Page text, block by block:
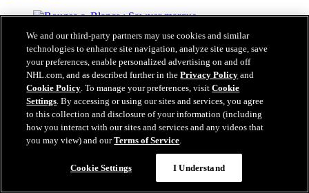
We and our third-party partners may use cookies and similar
technologies to enhance site navigation, analyze site usage, save
your preferences, enable personalized advertising on and off
NHL.com, and as described further in thePrivacy Policy and
Cookie Policy. To manage your preferences, visitCookie
Settings. By accessing or using our sites and services, you agree
to this collection and disclosure of your information (including
how you interact with our sites and services and any videos that
you may view) and ourTerms of Service.
Cookie Settings I Understand